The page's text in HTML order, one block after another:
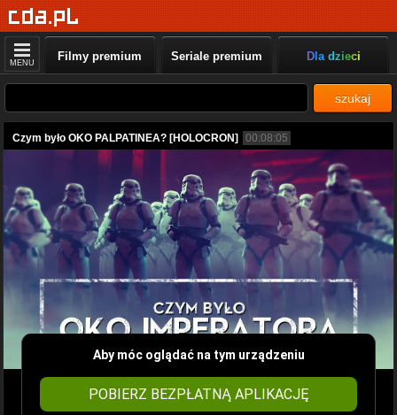
MENU Filmy premium Seriale premium Dla dzieci
szukaj
Czym było OKO PALPATINEA? [HOLOCRON] 00:08:05
Aby móc oglądać na tym urządzeniu
POBIERZ BEZPŁATNĄ APLIKACJĘ